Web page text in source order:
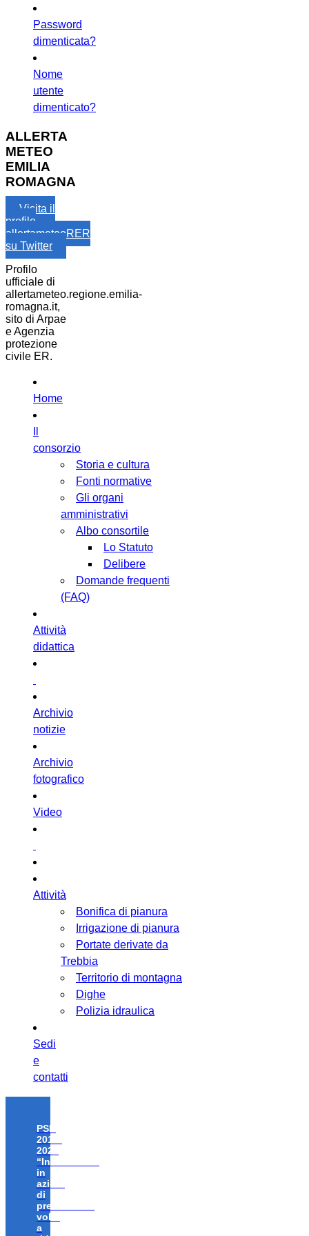
Password
dimenticata?
Nome
utente
dimenticato?
ALLERTA
METEO
EMILIA
ROMAGNA
Visita il
profilo
allertameteoRER
su Twitter
Profilo
ufficiale di
allertameteo.regione.emilia-
romagna.it,
sito di Arpae
e Agenzia
protezione
civile ER.
Home
consorzio
Storia e cultura
Fonti normative
Gli organi
amministrativi
Albo consortile
Lo Statuto
Delibere
Domande frequenti
(FAQ)
Attività
didattica
Archivio
notizie
Archivio
fotografico
Video
Attività
Bonifica di pianura
Irrigazione di pianura
Portate derivate da
Trebbia
Territorio di montagna
Dighe
Polizia idraulica
Sedi
e
contatti
PSR
2014-
2020
“Investimenti
in
azioni
di
prevenzione
volte
a